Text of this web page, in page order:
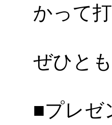
かって
ぜひと
■プレゼ